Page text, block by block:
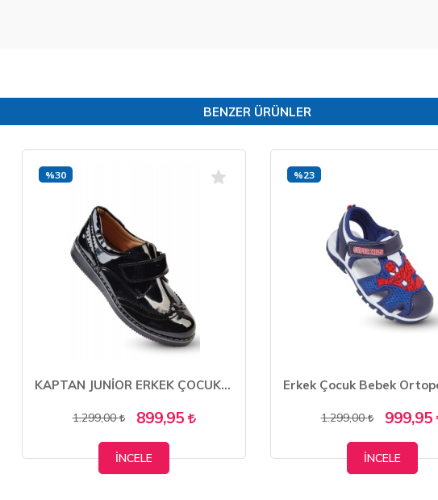
BENZER ÜRÜNLER
KAPTAN JUNİOR ERKEK ÇOCUK KLASİK AYAKKABI
1.299,00 899,95
%30
İNCELE
1.299,00 999,95
%23
İNCELE